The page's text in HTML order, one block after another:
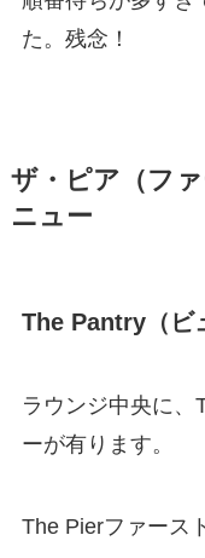
た。残念！
ザ・ピア（フ
ニュー
The Pantry（ビ
ラウンジ中央に、
ーが有ります。
The Pierファース